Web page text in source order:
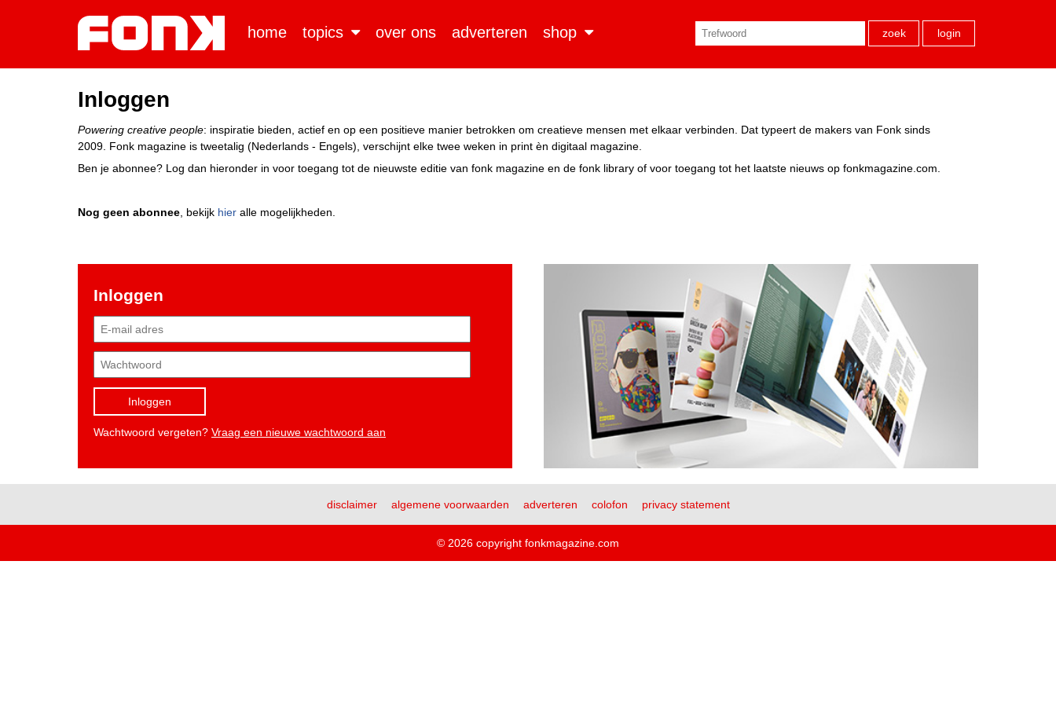
home topics over ons adverteren shop zoek login
Inloggen
Powering creative people: inspiratie bieden, actief en op een positieve manier betrokken om creatieve mensen met elkaar verbinden. Dat typeert de makers van Fonk sinds
2009. Fonk magazine is tweetalig (Nederlands - Engels), verschijnt elke twee weken in print èn digitaal magazine.
Ben je abonnee? Log dan hieronder in voor toegang tot de nieuwste editie van fonk magazine en de fonk library of voor toegang tot het laatste nieuws op fonkmagazine.com.
Nog geen abonnee , bekijk hier alle mogelijkheden.
Inloggen
Inloggen
Wachtwoord vergeten? Vraag een nieuwe wachtwoord aan
disclaimer algemene voorwaarden adverteren colofon privacy statement
© 2026 copyright fonkmagazine.com